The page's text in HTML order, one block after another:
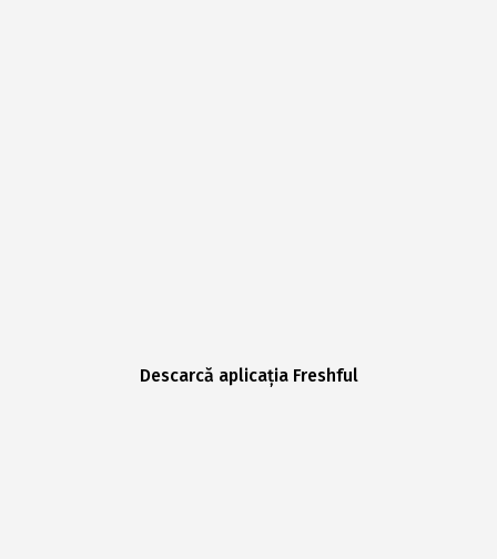
Descarcă aplicația Freshful